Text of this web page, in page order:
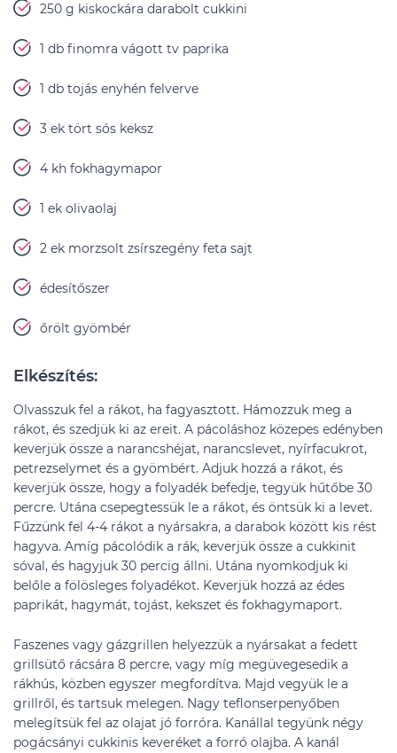
250 g kiskockára darabolt cukkini
1 db finomra vágott tv paprika
1 db tojás enyhén felverve
3 ek tört sós keksz
4 kh fokhagymapor
1 ek olivaolaj
2 ek morzsolt zsírszegény feta sajt
édesítőszer
őrölt gyömbér
Elkészítés:
Olvasszuk fel a rákot, ha fagyasztott. Hámozzuk meg a
rákot, és szedjük ki az ereit. A pácoláshoz közepes edényben
keverjük össze a narancshéjat, narancslevet, nyírfacukrot,
petrezselymet és a gyömbért. Adjuk hozzá a rákot, és
keverjük össze, hogy a folyadék befedje, tegyük hűtőbe 30
percre. Utána csepegtessük le a rákot, és öntsük ki a levet.
Fűzzünk fel 4-4 rákot a nyársakra, a darabok között kis rést
hagyva. Amíg pácolódik a rák, keverjük össze a cukkinit
sóval, és hagyjuk 30 percig állni. Utána nyomkodjuk ki
belőle a fölösleges folyadékot. Keverjük hozzá az édes
paprikát, hagymát, tojást, kekszet és fokhagymaport.
Faszenes vagy gázgrillen helyezzük a nyársakat a fedett
grillsütő rácsára 8 percre, vagy míg megüvegesedik a
rákhús, közben egyszer megfordítva. Majd vegyük le a
grillről, és tartsuk melegen. Nagy teflonserpenyőben
melegítsük fel az olajat jó forróra. Kanállal tegyünk négy
pogácsányi cukkinis keveréket a forró olajba. A kanál